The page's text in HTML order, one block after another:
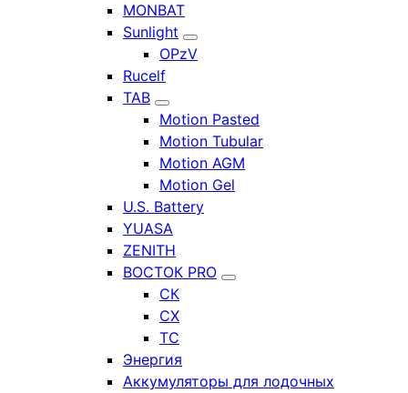
MONBAT
Sunlight
OPzV
Rucelf
TAB
Motion Pasted
Motion Tubular
Motion AGM
Motion Gel
U.S. Battery
YUASA
ZENITH
ВОСТОК PRO
СК
СХ
ТС
Энергия
Аккумуляторы для лодочных